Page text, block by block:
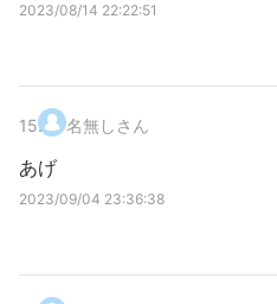
2023/08/14 22:22:51
15. 名無しさん
あげ
2023/09/04 23:36:38